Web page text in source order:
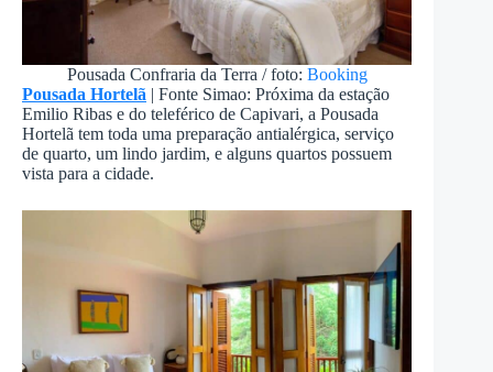
Pousada Confraria da Terra / foto: Booking
Pousada Hortelã | Fonte Simao: Próxima da estação
Emilio Ribas e do teleférico de Capivari, a Pousada
Hortelã tem toda uma preparação antialérgica, serviço
de quarto, um lindo jardim, e alguns quartos possuem
vista para a cidade.